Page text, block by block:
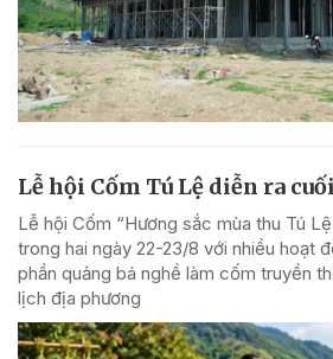
Lễ hội Cốm Tú Lệ diễn ra
Lễ hội Cốm “Hương sắc mùa thu Tú
trong hai ngày 22-23/8 với nhiều hoạt
phần quảng bá nghề làm cốm truyền
lịch địa phương